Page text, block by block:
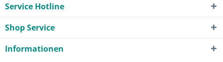
Service Hotline
Shop Service
Informationen